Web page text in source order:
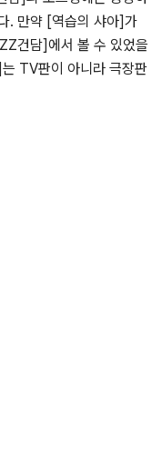
. 만약 [역습의 샤아]가
건담]에서 볼 수 있었을
TV판이 아니라 극장판